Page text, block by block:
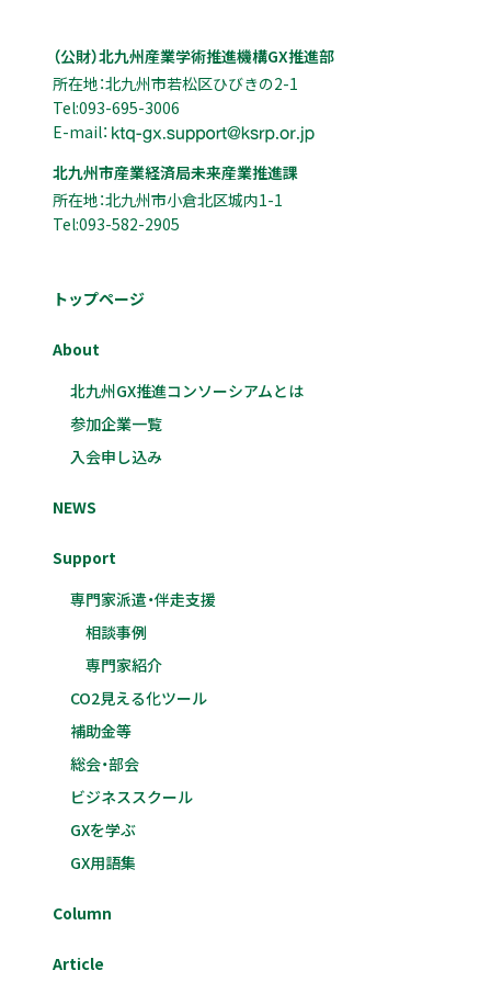
（公財）北九州産業学術推進機構GX推進部
所在地：北九州市若松区ひびきの2-1
Tel:093-695-3006
E-mail：
北九州市産業経済局未来産業推進課
所在地：北九州市小倉北区城内1-1
Tel:093-582-2905
トップページ
About
北九州GX推進コンソーシアムとは
参加企業一覧
入会申し込み
NEWS
Support
専門家派遣・伴走支援
相談事例
専門家紹介
CO2見える化ツール
補助金等
総会・部会
ビジネススクール
GXを学ぶ
GX用語集
Column
Article